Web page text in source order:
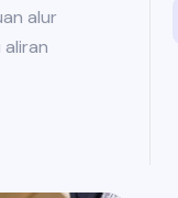
alur
aliran